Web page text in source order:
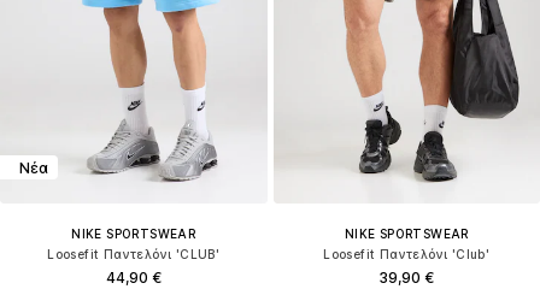
Νέα
NIKE SPORTSWEAR
Loosefit Παντελόνι 'CLUB'
44,90 €
NIKE SPORTSWEAR
Loosefit Παντελόνι 'Club'
39,90 €